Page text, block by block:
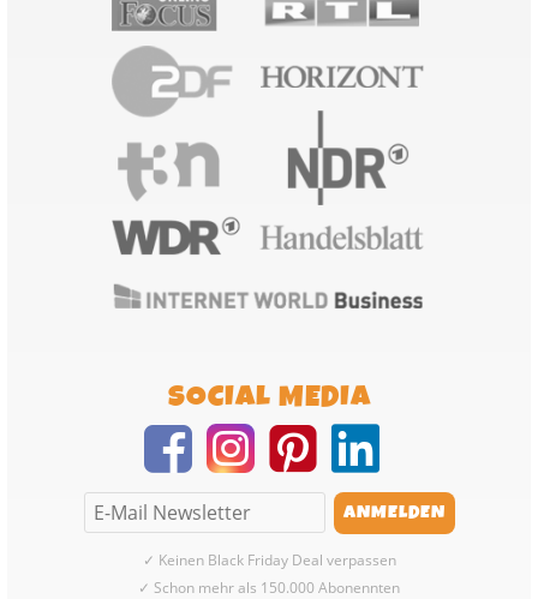
SOCIAL MEDIA
✓ Keinen Black Friday Deal verpassen
✓ Schon mehr als 150.000 Abonennten